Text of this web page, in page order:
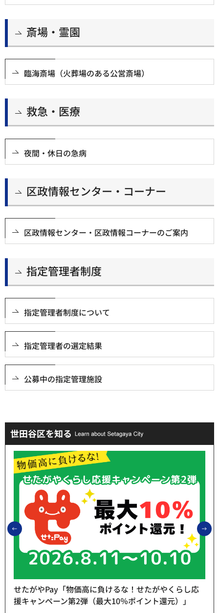
斎場・霊園
臨海斎場（火葬場のある公営斎場）
救急・医療
夜間・休日の急病
区政情報センター・コーナー
区政情報センター・区政情報コーナーのご案内
指定管理者制度
指定管理者制度について
指定管理者の選定結果
公募中の指定管理施設
世田谷区を知る
前のスライドを表示
せたがやPay「物価高に負けるな！せたがやくらし応
援キャンペーン第2弾（最大10％ポイント還元）」